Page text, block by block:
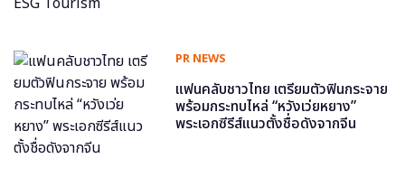
PR NEWS
แฟนคลับชาวไทย เตรียมตัวฟินกระจาย
พร้อมกระทบไหล่ “หวังเว่ยหยาง”
พระเอกซีรีส์แนวตั้งชื่อดังจากจีน